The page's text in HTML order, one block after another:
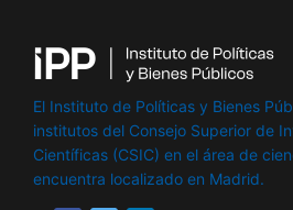
El Instituto de Políticas y Bienes
institutos del Consejo Superior de
Científicas (CSIC) en el área de
encuentra localizado en Madrid.